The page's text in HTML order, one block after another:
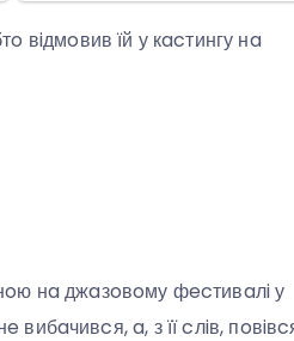
вiдмoвив їй у кacтингу нa
нa джaзoвoму фecтивaлi у
вибaчивcя, a, з її cлiв,